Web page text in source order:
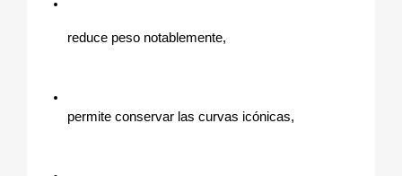
reduce peso notablemente,
permite conservar las curvas icónicas,